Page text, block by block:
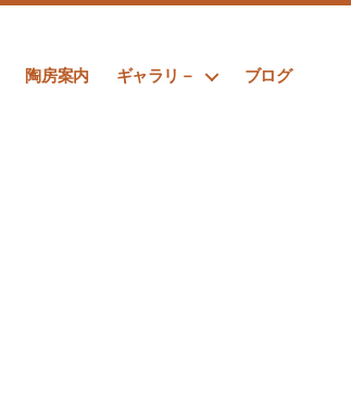
陶房案内 ギャラリ－ ブログ